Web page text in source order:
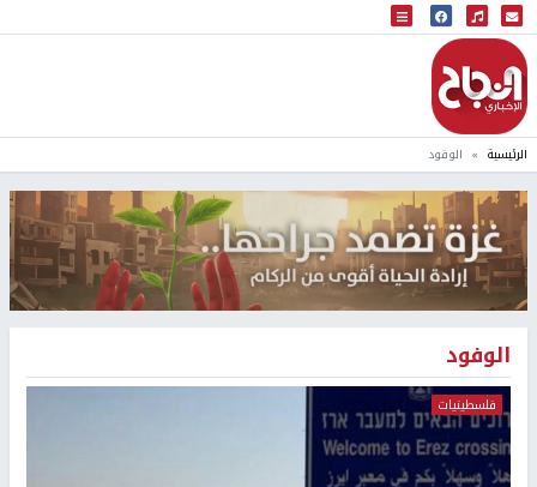
البث المباشر
إذاعة النجاح
الرئيسية الوفود
الوفود
فلسطينيات